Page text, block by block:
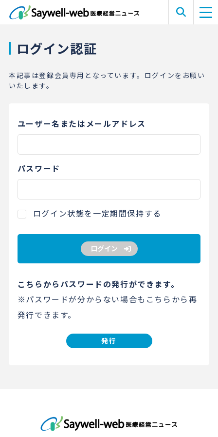
ログイン認証
本記事は登録会員専用となっています。ログインをお願い
いたします。
ユーザー名またはメールアドレス
パスワード
ログイン状態を一定期間保持する
ログイン
こちらからパスワードの発行ができます。
※パスワードが分からない場合もこちらから再
発行できます。
発行